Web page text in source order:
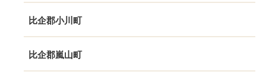
比企郡小川町
比企郡嵐山町